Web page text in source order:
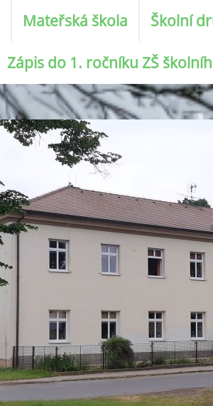
Mateřská škola Školní
Zápis do 1. ročníku ZŠ